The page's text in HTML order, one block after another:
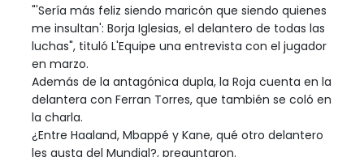
"'Sería más feliz siendo maricón que siendo quienes
me insultan': Borja Iglesias, el delantero de todas las
luchas", tituló L'Equipe una entrevista con el jugador
en marzo.
Además de la antagónica dupla, la Roja cuenta en la
delantera con Ferran Torres, que también se coló en
la charla.
¿Entre Haaland, Mbappé y Kane, qué otro delantero
les gusta del Mundial?, preguntaron.